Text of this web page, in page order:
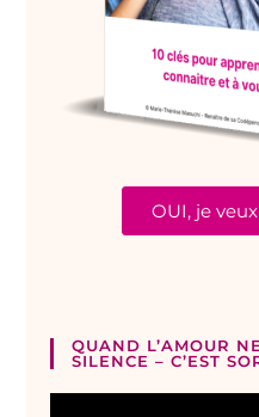
OUI, je
QUAND L’AMOUR
SILENCE – C’EST